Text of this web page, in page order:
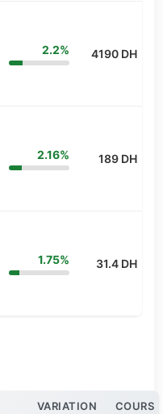
2.2% 4190 DH
2.16% 189 DH
1.75% 31.4 DH
VARIATION COURS